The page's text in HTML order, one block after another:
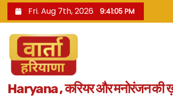
k
Fri. Aug 7th, 2026 9:41:06 PM
Haryana , करियर और मनोरंजन की